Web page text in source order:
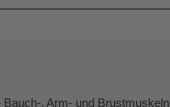
Bauch-, Arm- und Brustmuskeln